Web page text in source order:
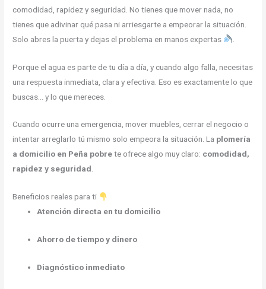
comodidad, rapidez y seguridad. No tienes que mover nada, no
tienes que adivinar qué pasa ni arriesgarte a empeorar la situación.
Solo abres la puerta y dejas el problema en manos expertas
Porque el agua es parte de tu día a día, y cuando algo falla, necesitas
una respuesta inmediata, clara y efectiva. Eso es exactamente lo que
buscas… y lo que mereces.
Cuando ocurre una emergencia, mover muebles, cerrar el negocio o
intentar arreglarlo tú mismo solo empeora la situación. La plomería
a domicilio en Peña pobrete ofrece algo muy claro: comodidad,
rapidez y seguridad.
Beneficios reales para ti
Atención directa en tu domicilio
Ahorro de tiempo y dinero
Diagnóstico inmediato